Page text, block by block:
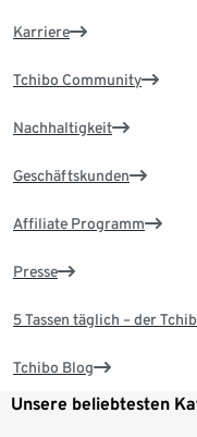
Karriere
Tchibo Community
Nachhaltigkeit
Geschäftskunden
Affiliate Programm
Presse
5 Tassen täglich – der
Tchibo Blog
Unsere beliebtesten